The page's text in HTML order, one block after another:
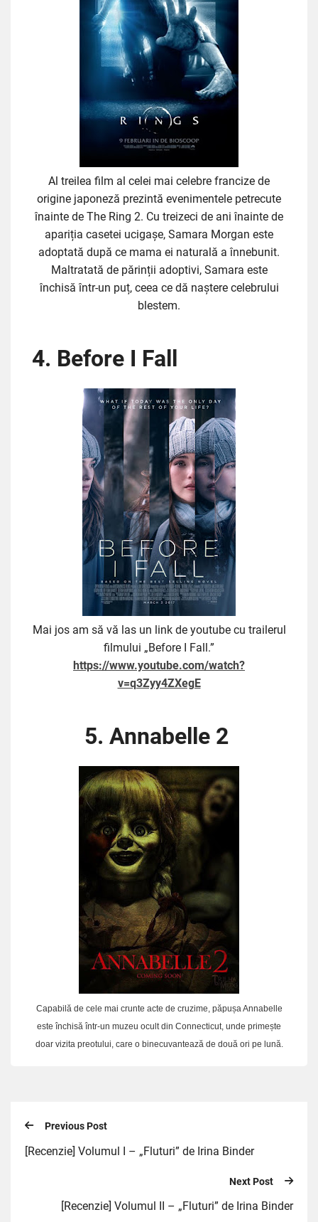
Al treilea film al celei mai celebre francize de
origine japoneză prezintă evenimentele petrecute
înainte de The Ring 2. Cu treizeci de ani înainte de
apariția casetei ucigașe, Samara Morgan este
adoptată după ce mama ei naturală a înnebunit.
Maltratată de părinții adoptivi, Samara este
închisă într-un puț, ceea ce dă naștere celebrului
blestem.
4. Before I Fall
Mai jos am să vă las un link de youtube cu trailerul
filmului „Before I Fall.”
https://www.youtube.com/watch?
v=q3Zyy4ZXegE
5. Annabelle 2
Capabilă de cele mai crunte acte de cruzime, păpușa Annabelle
este închisă într-un muzeu ocult din Connecticut, unde primește
doar vizita preotului, care o binecuvantează de două ori pe lună.
Previous Post
[Recenzie] Volumul I – „Fluturi” de Irina Binder
Next Post
[Recenzie] Volumul II – „Fluturi” de Irina Binder